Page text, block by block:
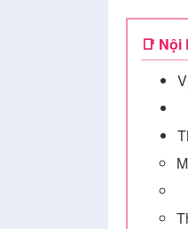
📑